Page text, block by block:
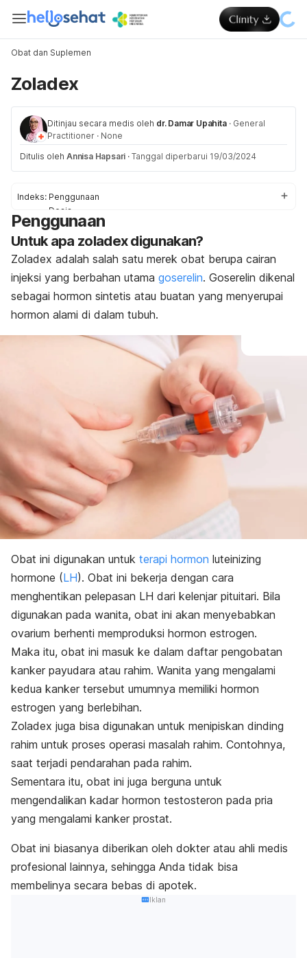
Obat dan Suplemen
Zoladex
Ditinjau secara medis oleh dr. Damar Upahita · General
Practitioner · None
Ditulis oleh Annisa Hapsari · Tanggal diperbarui 19/03/2024
Indeks: Penggunaan
Dosis
Efek Samping
Peringatan & Pencegahan
Interaksi
Overdosis
Penggunaan
Untuk apa zoladex digunakan?
Zoladex adalah salah satu merek obat berupa cairan
injeksi yang berbahan utama goserelin. Goserelin dikenal
sebagai hormon sintetis atau buatan yang menyerupai
hormon alami di dalam tubuh.
Obat ini digunakan untuk terapi hormon luteinizing
hormone (LH). Obat ini bekerja dengan cara
menghentikan pelepasan LH dari kelenjar pituitari. Bila
digunakan pada wanita, obat ini akan menyebabkan
ovarium berhenti memproduksi hormon estrogen.
Maka itu, obat ini masuk ke dalam daftar pengobatan
kanker payudara atau rahim. Wanita yang mengalami
kedua kanker tersebut umumnya memiliki hormon
estrogen yang berlebihan.
Zoladex juga bisa digunakan untuk menipiskan dinding
rahim untuk proses operasi masalah rahim. Contohnya,
saat terjadi pendarahan pada rahim.
Sementara itu, obat ini juga berguna untuk
mengendalikan kadar hormon testosteron pada pria
yang mengalami kanker prostat.
Obat ini biasanya diberikan oleh dokter atau ahli medis
profesional lainnya, sehingga Anda tidak bisa
membelinya secara bebas di apotek.
Iklan